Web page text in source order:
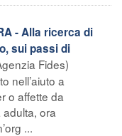
- Alla ricerca di
sui passi di
Fides)
nell’aiuto a
o affette da
ora
...